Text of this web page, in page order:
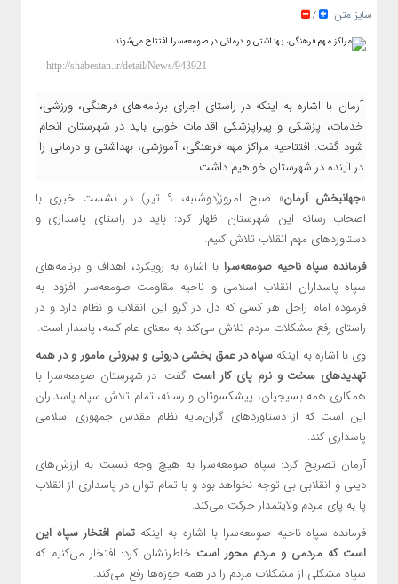
سایز متن
/
http://shabestan.ir/detail/News/943921
آرمان با اشاره به اینکه در راستای اجرای برنامه‌های فرهنگی، ورزشی،
خدمات، پزشکی و پیراپزشکی اقدامات خوبی باید در شهرستان انجام
شود گفت: افتتاحیه مراکز مهم فرهنگی، آموزشی، بهداشتی و درمانی را
در آینده در شهرستان خواهیم داشت.
«جهانبخش آرمان
» صبح امروز(دوشنبه، ۹ تیر) در نشست خبری با
اصحاب رسانه این شهرستان اظهار کرد: باید در راستای پاسداری و
دستاوردهای مهم انقلاب تلاش کنیم.
فرمانده سپاه ناحیه صومعه‌سرابا اشاره به رویکرد، اهداف و برنامه‌های
سپاه پاسداران انقلاب اسلامی و ناحیه مقاومت صومعه‌سرا افزود: به
فرموده امام راحل هر کسی که دل در گرو این انقلاب و نظام دارد و در
راستای رفع مشکلات مردم تلاش می‌کند به معنای عام کلمه، پاسدار است.
وی با اشاره به اینکه سپاه در عمق بخشی درونی و بیرونی مامور و در همه
تهدیدهای سخت و نرم پای کار است گفت: در شهرستان صومعه‌سرا با
همکاری همه بسیجیان، پیشکسوتان و رسانه، تمام تلاش سپاه پاسداران
این است که از دستاوردهای گران‌مایه نظام مقدس جمهوری اسلامی
پاسداری کند.
آرمان تصریح کرد: سپاه صومعه‌سرا به هیچ وجه نسبت به ارزش‌های
دینی و انقلابی بی توجه نخواهد بود و با تمام توان در پاسداری از انقلاب
پا به پای مردم ولایتمدار جرکت می‌کند.
فرمانده سپاه ناحیه صومعه‌سرا با اشاره به اینکهتمام افتخار سپاه این
است که مردمی و مردم محور است خاطرنشان کرد: افتخار می‌کنیم که
سپاه مشکلی از مشکلات مردم را در همه حوزه‌ها رفع می‌کند.